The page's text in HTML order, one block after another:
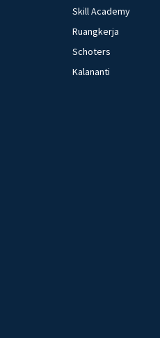
Skill Academy
Ruangkerja
Schoters
Kalananti